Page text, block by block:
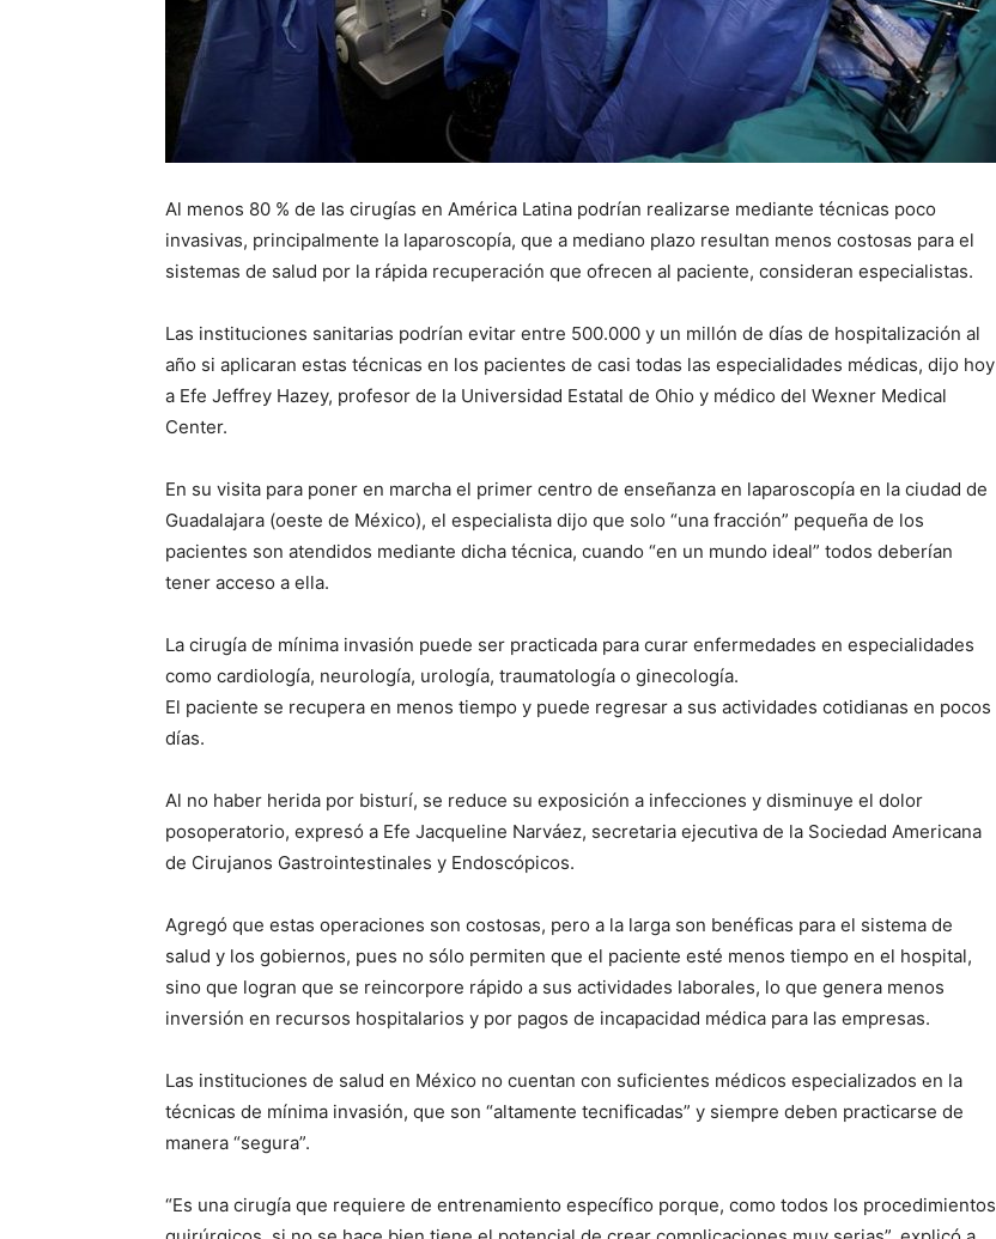
Al menos 80 % de las cirugías en América Latina podrían realizarse mediante técnicas poco
invasivas, principalmente la laparoscopía, que a mediano plazo resultan menos costosas para el
sistemas de salud por la rápida recuperación que ofrecen al paciente, consideran especialistas.
Las instituciones sanitarias podrían evitar entre 500.000 y un millón de días de hospitalización al
año si aplicaran estas técnicas en los pacientes de casi todas las especialidades médicas, dijo hoy
a Efe Jeffrey Hazey, profesor de la Universidad Estatal de Ohio y médico del Wexner Medical
Center.
En su visita para poner en marcha el primer centro de enseñanza en laparoscopía en la ciudad de
Guadalajara (oeste de México), el especialista dijo que solo “una fracción” pequeña de los
pacientes son atendidos mediante dicha técnica, cuando “en un mundo ideal” todos deberían
tener acceso a ella.
La cirugía de mínima invasión puede ser practicada para curar enfermedades en especialidades
como cardiología, neurología, urología, traumatología o ginecología.
El paciente se recupera en menos tiempo y puede regresar a sus actividades cotidianas en pocos
días.
Al no haber herida por bisturí, se reduce su exposición a infecciones y disminuye el dolor
posoperatorio, expresó a Efe Jacqueline Narváez, secretaria ejecutiva de la Sociedad Americana
de Cirujanos Gastrointestinales y Endoscópicos.
Agregó que estas operaciones son costosas, pero a la larga son benéficas para el sistema de
salud y los gobiernos, pues no sólo permiten que el paciente esté menos tiempo en el hospital,
sino que logran que se reincorpore rápido a sus actividades laborales, lo que genera menos
inversión en recursos hospitalarios y por pagos de incapacidad médica para las empresas.
Las instituciones de salud en México no cuentan con suficientes médicos especializados en la
técnicas de mínima invasión, que son “altamente tecnificadas” y siempre deben practicarse de
manera “segura”.
“Es una cirugía que requiere de entrenamiento específico porque, como todos los procedimientos